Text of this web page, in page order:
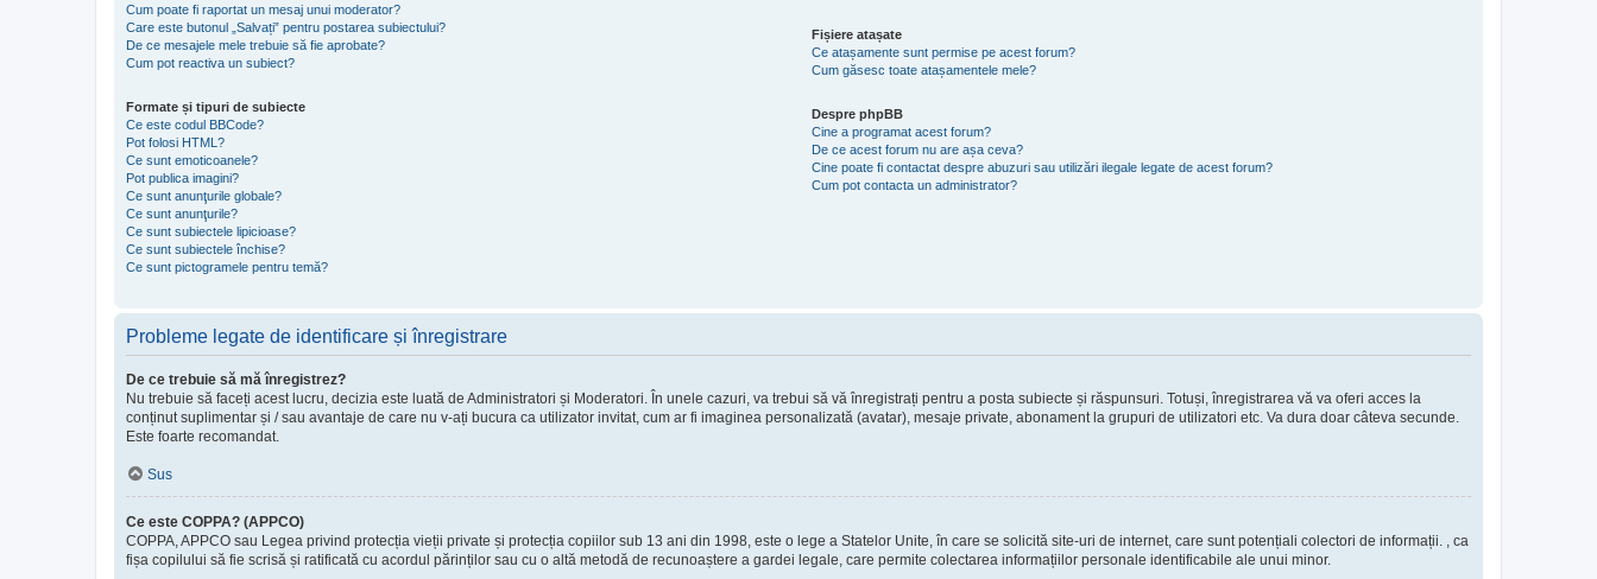
Cum poate fi raportat un mesaj unui moderator?
Care este butonul „Salvați” pentru postarea subiectului?
De ce mesajele mele trebuie să fie aprobate?
Cum pot reactiva un subiect?
Formate și tipuri de subiecte
Ce este codul BBCode?
Pot folosi HTML?
Ce sunt emoticoanele?
Pot publica imagini?
Ce sunt anunţurile globale?
Ce sunt anunţurile?
Ce sunt subiectele lipicioase?
Ce sunt subiectele închise?
Ce sunt pictogramele pentru temă?
Fișiere atașate
Ce atașamente sunt permise pe acest forum?
Cum găsesc toate atașamentele mele?
Despre phpBB
Cine a programat acest forum?
De ce acest forum nu are așa ceva?
Cine poate fi contactat despre abuzuri sau utilizări ilegale legate de acest forum?
Cum pot contacta un administrator?
Probleme legate de identificare și înregistrare
De ce trebuie să mă înregistrez?
Nu trebuie să faceți acest lucru, decizia este luată de Administratori și Moderatori. În unele cazuri, va trebui să vă înregistrați pentru a posta subiecte și răspunsuri. Totuși, înregistrarea vă va oferi acces la
conținut suplimentar și / sau avantaje de care nu v-ați bucura ca utilizator invitat, cum ar fi imaginea personalizată (avatar), mesaje private, abonament la grupuri de utilizatori etc. Va dura doar câteva secunde.
Este foarte recomandat.
Sus
Ce este COPPA? (APPCO)
COPPA, APPCO sau Legea privind protecția vieții private și protecția copiilor sub 13 ani din 1998, este o lege a Statelor Unite, în care se solicită site-uri de internet, care sunt potențiali colectori de informații. , ca
fișa copilului să fie scrisă și ratificată cu acordul părinților sau cu o altă metodă de recunoaștere a gardei legale, care permite colectarea informațiilor personale identificabile ale unui minor.